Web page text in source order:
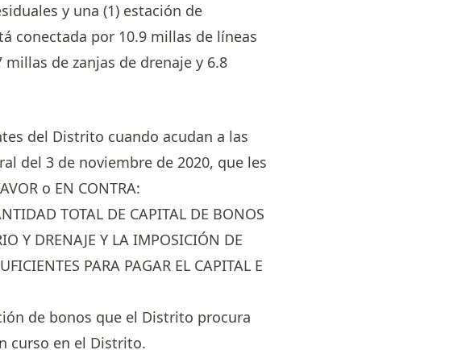
y una (1) estación de
conectada por 10.9 millas de líneas
de zanjas de drenaje y 6.8
del Distrito cuando acudan a las
del 3 de noviembre de 2020, que les
o EN CONTRA:
TOTAL DE CAPITAL DE BONOS
Y DRENAJE Y LA IMPOSICIÓN DE
PARA PAGAR EL CAPITAL E
de bonos que el Distrito procura
curso en el Distrito.